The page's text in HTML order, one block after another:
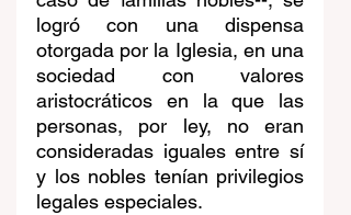
logró con una dispensa
otorgada por la Iglesia, en una
sociedad con valores
aristocráticos en la que las
personas, por ley, no eran
consideradas iguales entre sí
y los nobles tenían privilegios
legales especiales.